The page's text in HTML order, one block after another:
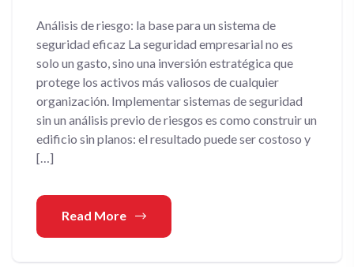
Análisis de riesgo: la base para un sistema de
seguridad eficaz La seguridad empresarial no es
solo un gasto, sino una inversión estratégica que
protege los activos más valiosos de cualquier
organización. Implementar sistemas de seguridad
sin un análisis previo de riesgos es como construir un
edificio sin planos: el resultado puede ser costoso y
[…]
Read More